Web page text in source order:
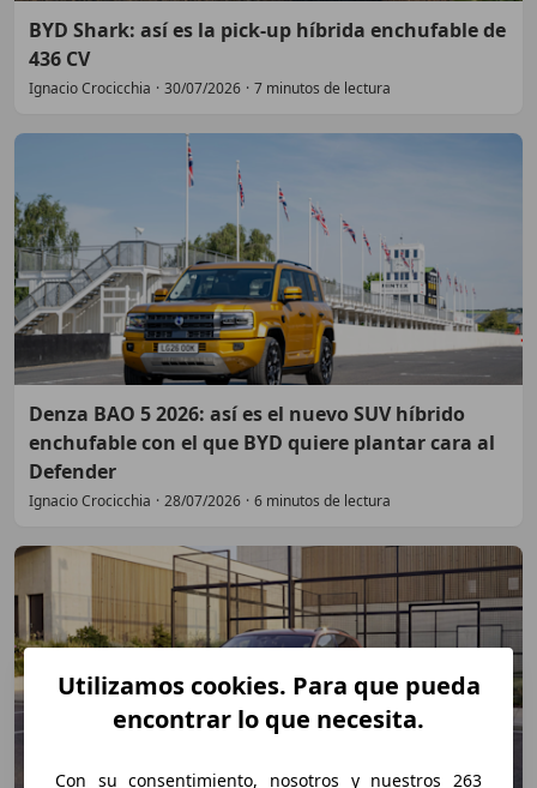
Utilizamos cookies. Para que pueda
encontrar lo que necesita.
Con su consentimiento, nosotros y nuestros 263
BYD Shark: así es la pick-up híbrida enchufable de
436 CV
Ignacio Crocicchia · 30/07/2026 · 7 minutos de lectura
Denza BAO 5 2026: así es el nuevo SUV híbrido
enchufable con el que BYD quiere plantar cara al
Defender
Ignacio Crocicchia · 28/07/2026 · 6 minutos de lectura